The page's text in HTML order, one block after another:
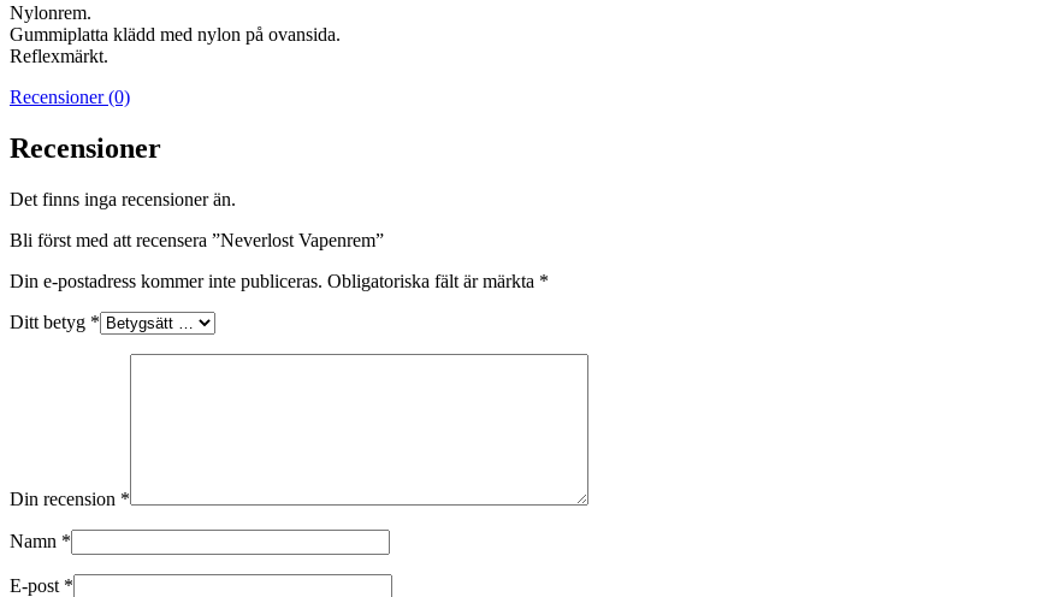
Nylonrem.
Gummiplatta klädd med nylon på ovansida.
Reflexmärkt.
Recensioner (0)
Recensioner
Det finns inga recensioner än.
Bli först med att recensera ”Neverlost Vapenrem”
Din e-postadress kommer inte publiceras. Obligatoriska fält är märkta *
Ditt betyg *
Din recension *
Namn *
E-post *